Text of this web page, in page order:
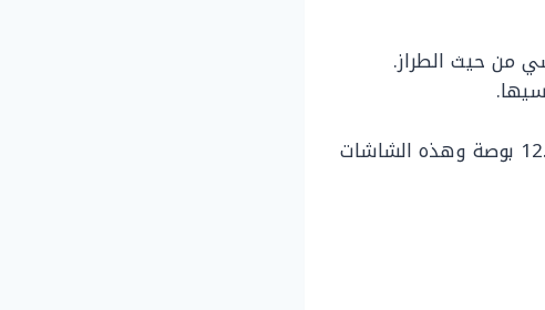
متوفر بها نظام ترفيهي للمقاعد الخلفية مع وجود شاشتين مقاس 12.6 بوصة وهذه الشاشات